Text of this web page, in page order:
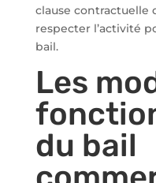
clause contractuelle
respecter l’activité
bail.
Les
du bail